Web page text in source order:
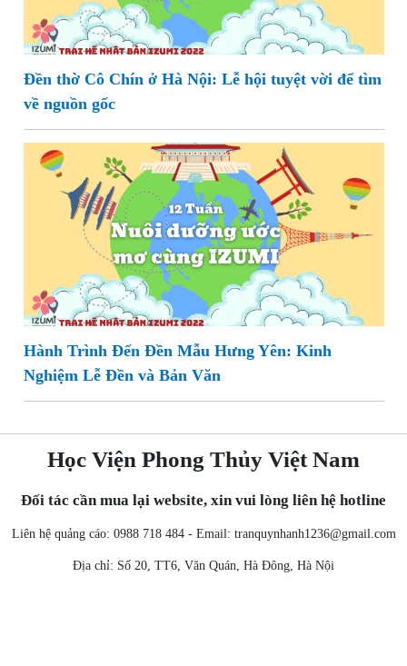
Đền thờ Cô Chín ở Hà Nội: Lễ hội tuyệt vời để tìm
về nguồn gốc
Hành Trình Đến Đền Mẫu Hưng Yên: Kinh
Nghiệm Lễ Đền và Bản Văn
Học Viện Phong Thủy Việt Nam
Đối tác cần mua lại website, xin vui lòng liên hệ hotline
Liên hệ quảng cáo: 0988 718 484 - Email: tranquynhanh1236@gmail.com
Địa chỉ: Số 20, TT6, Văn Quán, Hà Đông, Hà Nội